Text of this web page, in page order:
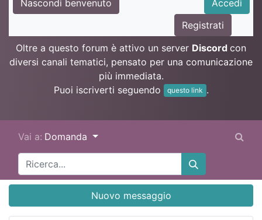
Nascondi benvenuto
Accedi
Registrati
Oltre a questo forum è attivo un server Discord con
diversi canali tematici, pensato per una comunicazione
più immediata.
Puoi iscriverti seguendo
questo link .
Vai a: Domanda
Nuovo messaggio